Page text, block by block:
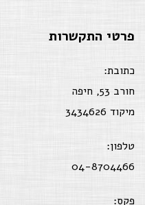
פרטי התקשרות
כתובת:
חורב 53, חיפה
מיקוד 3434626
טלפון:
04-8704466
פקס: